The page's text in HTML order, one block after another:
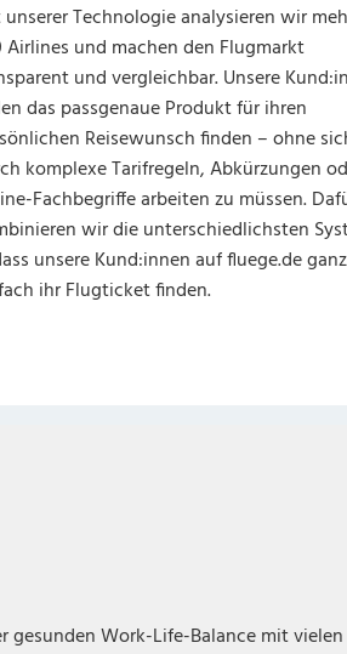
Technologie analysieren wir
Airlines und machen den Flugmarkt
und vergleichbar. Unsere
das passgenaue Produkt für ihren
Reisewunsch finden – ohne
komplexe Tarifregeln, Abkürzungen
Fachbegriffe arbeiten zu müssen.
wir die unterschiedlichsten
unsere Kund:innen auf fluege.de ganz
ihr Flugticket finden.
Work-Life-Balance mit vielen